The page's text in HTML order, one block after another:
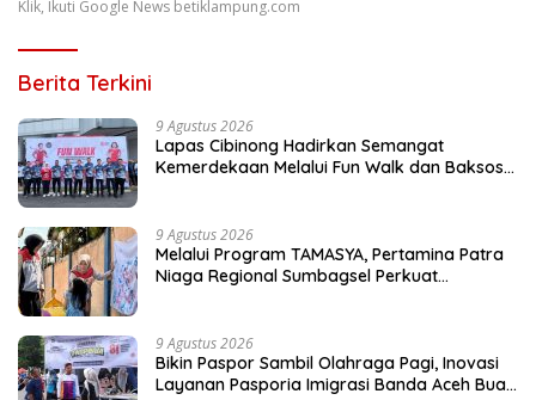
Klik, Ikuti Google News betiklampung.com
Berita Terkini
9 Agustus 2026
Lapas Cibinong Hadirkan Semangat
Kemerdekaan Melalui Fun Walk dan Baksos
9 Agustus 2026
Melalui Program TAMASYA, Pertamina Patra
Niaga Regional Sumbagsel Perkuat
9 Agustus 2026
Bikin Paspor Sambil Olahraga Pagi, Inovasi
Layanan Pasporia Imigrasi Banda Aceh Buat